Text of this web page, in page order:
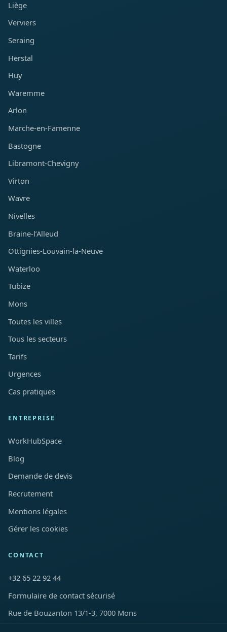
Liège
Verviers
Seraing
Herstal
Huy
Waremme
Arlon
Marche-en-Famenne
Bastogne
Libramont-Chevigny
Virton
Wavre
Nivelles
Braine-l’Alleud
Ottignies-Louvain-la-Neuve
Waterloo
Tubize
Mons
Toutes les villes
Tous les secteurs
Tarifs
Urgences
Cas pratiques
ENTREPRISE
WorkHubSpace
Blog
Demande de devis
Recrutement
Mentions légales
Gérer les cookies
CONTACT
+32 65 22 92 44
Formulaire de contact sécurisé
Rue de Bouzanton 13/1-3, 7000 Mons